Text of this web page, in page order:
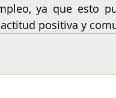
ya que esto
positiva y